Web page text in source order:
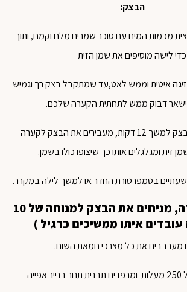
הבצק:
מכמות המים עם סוכר שמרים מלח וקמח, ותוך
כדי לישה מוסיפים את שמן הזית
איטית וממש לאט,עד שמתקבל בצק רך וגמיש
דבוק ממש לתחתית הקערה שלכם.
סהכ לשים את הבצק למשך 12 דקות, מעבירים את הבצק לקערה
זית ומגלגלים אותו כך שיצופו כולו בשמן.
בטמפרטורת החדר או למשך לילה במקרר.
(לגרסה מהירה, מניחים את הבצק למנוחה של 10
עובדים איתו ממשיכים כרגיל )
מערבבים את כל מצרכי חמאת השום.